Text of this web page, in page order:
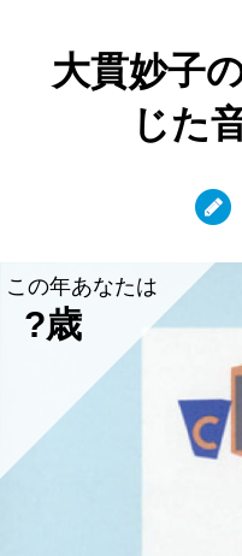
大貫妙子
じた
この年あなたは
?歳